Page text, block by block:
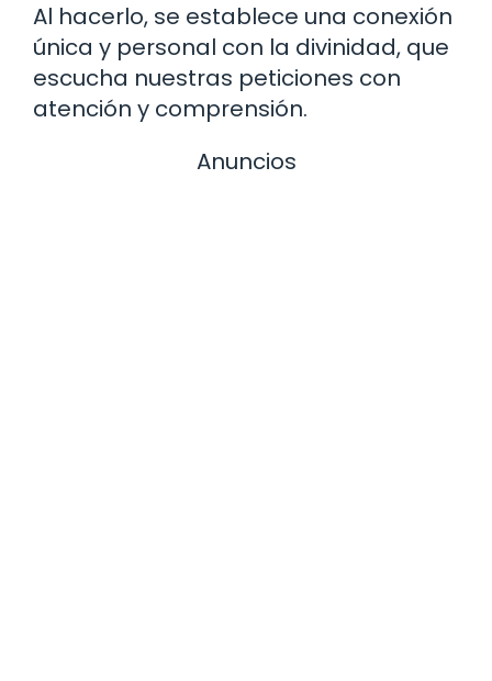
Al hacerlo, se establece una conexión
única y personal con la divinidad, que
escucha nuestras peticiones con
atención y comprensión.
Anuncios